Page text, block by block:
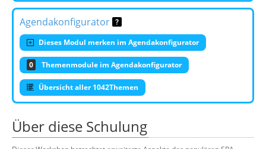
Agendakonfigurator
Dieses Modul merken im Agendakonfigurator
0 Themenmodule im Agendakonfigurator
Übersicht aller 1042Themen
Über diese Schulung